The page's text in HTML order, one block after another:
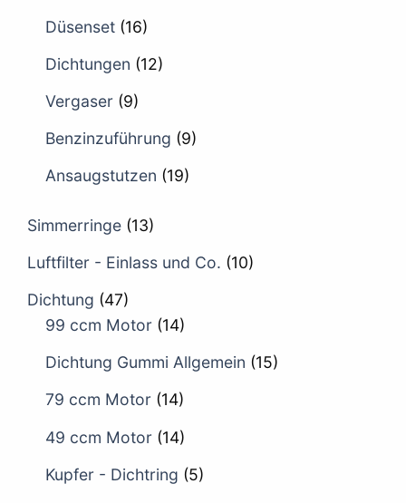
Düsenset (16)
Dichtungen (12)
Vergaser (9)
Benzinzuführung (9)
Ansaugstutzen (19)
Simmerringe (13)
Luftfilter - Einlass und Co. (10)
Dichtung (47)
99 ccm Motor (14)
Dichtung Gummi Allgemein (15)
79 ccm Motor (14)
49 ccm Motor (14)
Kupfer - Dichtring (5)